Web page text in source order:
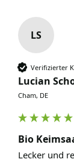
LS
Verifizierter
Lucian
Cham, DE
Bio
Lecker und